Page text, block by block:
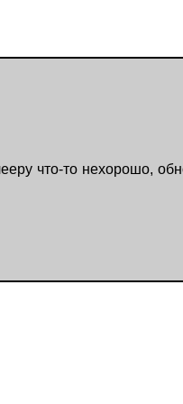
что-то нехорошо,